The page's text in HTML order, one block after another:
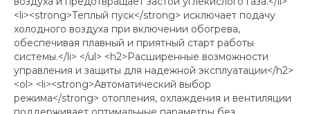
<li><strong>Теплый пуск</strong> исключает подачу
холодного воздуха при включении обогрева,
обеспечивая плавный и приятный старт работы
системы.</li> </ul> <h2>Расширенные возможности
управления и защиты для надежной эксплуатации</h2>
<ol> <li><strong>Автоматический выбор
режима</strong> отопления, охлаждения и вентиляции